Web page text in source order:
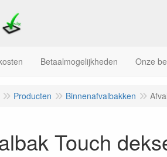
Betaalmogelijkheden Onze
Producten Binnenafvalbakken
Touch